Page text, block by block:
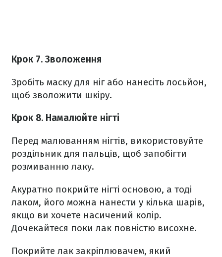
Крок 7. Зволоження
Зробіть маску для ніг або нанесіть лосьйон,
щоб зволожити шкіру.
Крок 8. Намалюйте нігті
Перед малюванням нігтів, використовуйте
роздільник для пальців, щоб запобігти
розмиванню лаку.
Акуратно покрийте нігті основою, а тоді
лаком, його можна нанести у кілька шарів,
якщо ви хочете насичений колір.
Дочекайтеся поки лак повністю висохне.
Покрийте лак закріплювачем, який